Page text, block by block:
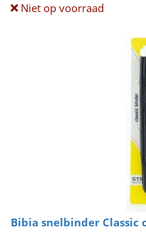
Niet op voorraad
Bibia snelbinder Classic